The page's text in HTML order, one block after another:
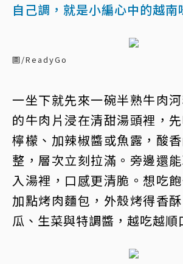
自己調，就是小編心中的越南
圖/ReadyGo
一坐下就先來一碗半熟牛肉
的牛肉片浸在清甜湯頭裡，
檸檬、加辣椒醬或魚露，酸
整，層次立刻拉滿。旁邊還
入湯裡，口感更清脆。想吃
加點烤肉麵包，外殼烤得香
瓜、生菜與特調醬，越吃越順